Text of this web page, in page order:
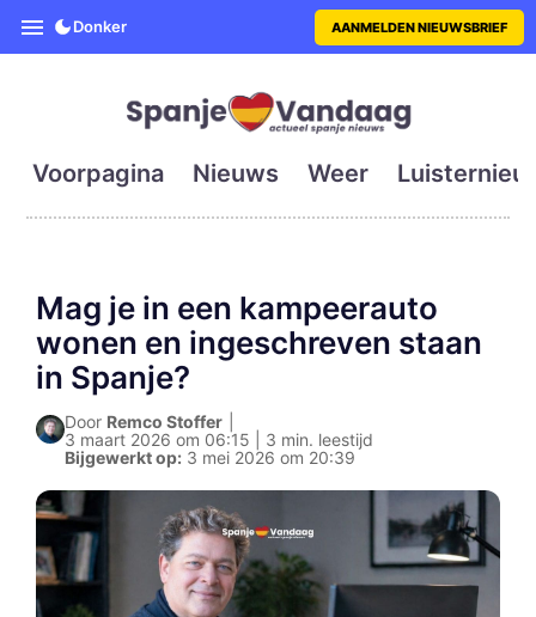
SpanjeVandaag is de eerste
Donker AANMELDEN NIEUWSBRIEF
Voorpagina Nieuws Weer
Mag je in een kampeerauto
wonen en ingeschreven staan
in Spanje?
Door Remco Stoffer
3 maart 2026 om 06:15 | 3 min. leestijd
Bijgewerkt op: 3 mei 2026 om 20:39